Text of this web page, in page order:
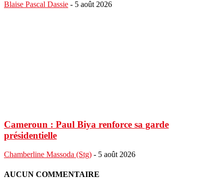
Blaise Pascal Dassie - 5 août 2026
Cameroun : Paul Biya renforce sa garde
présidentielle
Chamberline Massoda (Stg) - 5 août 2026
AUCUN COMMENTAIRE